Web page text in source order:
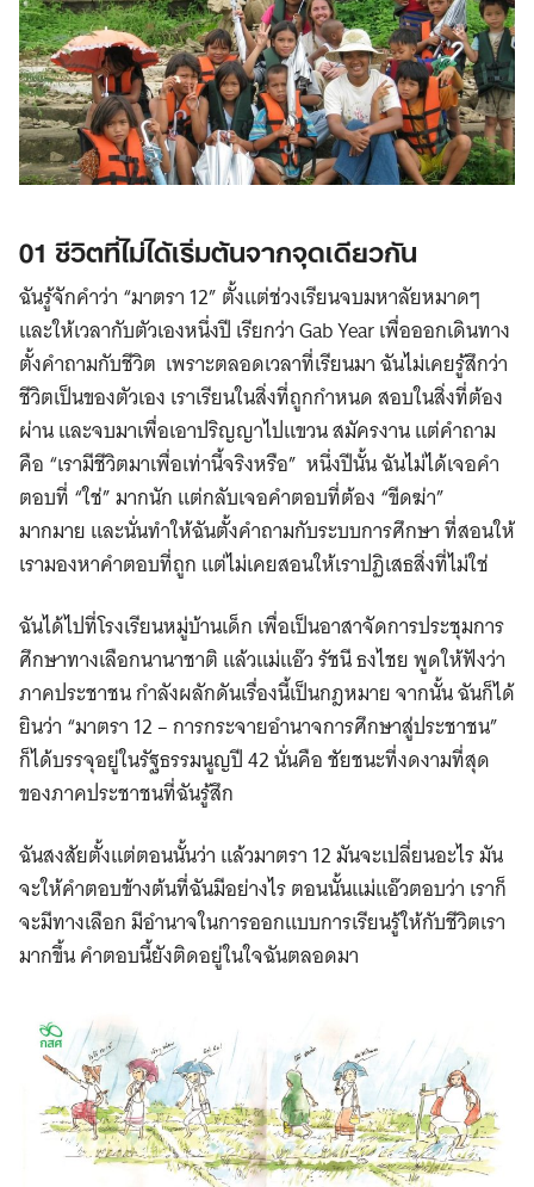
01 ชีวิตที่ไม่ได้เริ่มต้นจากจุดเดียวกัน
ฉันรู้จักคำว่า “มาตรา 12” ตั้งแต่ช่วงเรียนจบมหาลัยหมาดๆ
และให้เวลากับตัวเองหนึ่งปี เรียกว่า Gab Year เพื่อออกเดินทาง
ตั้งคำถามกับชีวิต เพราะตลอดเวลาที่เรียนมา ฉันไม่เคยรู้สึกว่า
ชีวิตเป็นของตัวเอง เราเรียนในสิ่งที่ถูกกำหนด สอบในสิ่งที่ต้อง
ผ่าน และจบมาเพื่อเอาปริญญาไปแขวน สมัครงาน แต่คำถาม
คือ “เรามีชีวิตมาเพื่อเท่านี้จริงหรือ” หนึ่งปีนั้น ฉันไม่ได้เจอคำ
ตอบที่ “ใช่” มากนัก แต่กลับเจอคำตอบที่ต้อง “ขีดฆ่า”
มากมาย และนั่นทำให้ฉันตั้งคำถามกับระบบการศึกษา ที่สอนให้
เรามองหาคำตอบที่ถูก แต่ไม่เคยสอนให้เราปฏิเสธสิ่งที่ไม่ใช่
ฉันได้ไปที่โรงเรียนหมู่บ้านเด็ก เพื่อเป็นอาสาจัดการประชุมการ
ศึกษาทางเลือกนานาชาติ แล้วแม่แอ๊ว รัชนี ธงไชย พูดให้ฟังว่า
ภาคประชาชน กำลังผลักดันเรื่องนี้เป็นกฎหมาย จากนั้น ฉันก็ได้
ยินว่า “มาตรา 12 – การกระจายอำนาจการศึกษาสู่ประชาชน”
ก็ได้บรรจุอยู่ในรัฐธรรมนูญปี 42 นั่นคือ ชัยชนะที่งดงามที่สุด
ของภาคประชาชนที่ฉันรู้สึก
ฉันสงสัยตั้งแต่ตอนนั้นว่า แล้วมาตรา 12 มันจะเปลี่ยนอะไร มัน
จะให้คำตอบข้างต้นที่ฉันมีอย่างไร ตอนนั้นแม่แอ๊วตอบว่า เราก็
จะมีทางเลือก มีอำนาจในการออกแบบการเรียนรู้ให้กับชีวิตเรา
มากขึ้น คำตอบนี้ยังติดอยู่ในใจฉันตลอดมา